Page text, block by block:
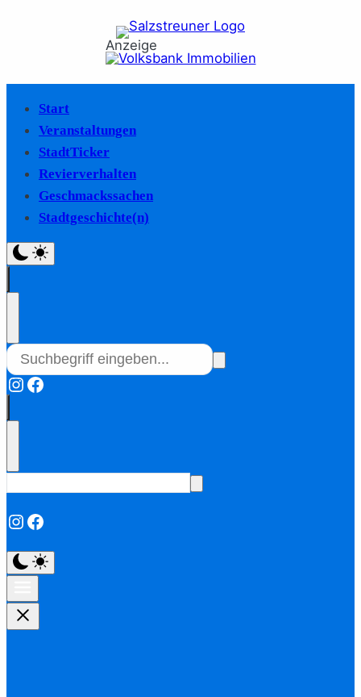
Anzeige
Start
Veranstaltungen
StadtTicker
Revierverhalten
Geschmackssachen
Stadtgeschichte(n)
Instagram
Facebook
Instagram
Facebook